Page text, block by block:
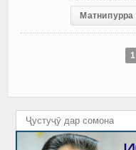
Матни пурра
1